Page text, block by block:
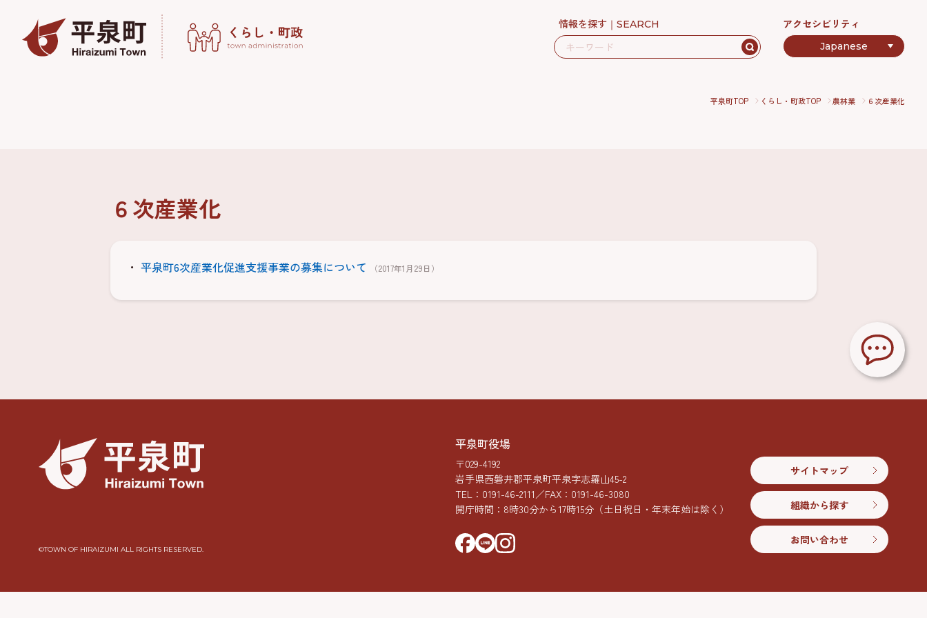
情報を探す SEARCH アクセシビリティ
平泉町TOP くらし・町政TOP 農林業 ６次産業化
６次産業化
平泉町6次産業化促進支援事業の募集について （2017年1月29日）
©︎TOWN OF HIRAIZUMI ALL RIGHTS RESERVED.
平泉町役場
〒029-4192
岩手県西磐井郡平泉町平泉字志羅山45-2
TEL： 0191-46-2111／FAX：0191-46-3080
開庁時間：8時30分から17時15分 （土日祝日・年末年始は除く）
サイトマップ
組織から探す
お問い合わせ